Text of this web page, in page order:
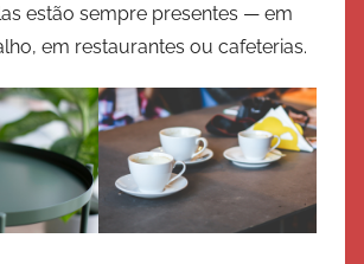
c
i
d
e
S
a
estão sempre presentes — em
em restaurantes ou cafeterias.